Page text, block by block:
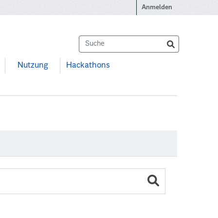
Anmelden
Nutzung Hackathons